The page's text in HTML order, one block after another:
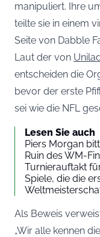
manipuliert. Ihre
teilte sie in einem
Seite von Dabble
Laut der von
entscheiden die
bevor der erste
sei wie die NFL
Lesen Sie auch
Piers Morgan
Ruin des WM-
Turnierauftakt
Spiele, die die
Als Beweis
„Wir alle kennen